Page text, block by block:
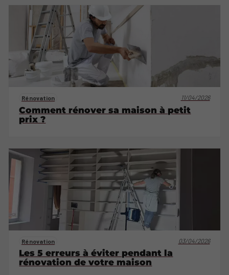
Rénovation 11/04/2026
Comment rénover sa maison à petit
prix ?
Rénovation 03/04/2026
Les 5 erreurs à éviter pendant la
rénovation de votre maison